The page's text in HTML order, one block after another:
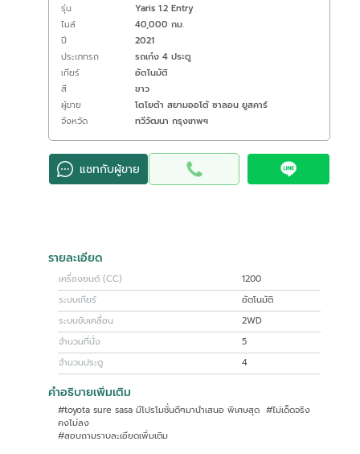
รุ่น
Yaris 1.2 Entry
ไมล์
40,000 กม.
ปี
2021
ประเภทรถ
รถเก๋ง 4 ประตู
เกียร์
อัตโนมัติ
สี
ขาว
ผู้ขาย
โตโยต้า สยามออโต้ ซาลอน ยูสคาร์
จังหวัด
ทวีวัฒนา กรุงเทพฯ
แชทกับผู้ขาย
รายละเอียด
เครื่องยนต์ (CC)
1200
ระบบเกียร์
อัตโนมัติ
ระบบขับเคลื่อน
2WD
จำนวนที่นั่ง
5
จำนวนประตู
4
คำอธิบายเพิ่มเติม
#toyota sure sasa มีโปรโมชั่นดีๆมานำเสนอ พิเศษสุด #ไม่เด็ดจริง
คงไม่ลง
#สอบถามราบละเอียดเพิ่มเติม